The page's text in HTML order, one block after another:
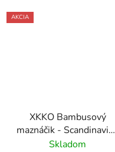
AKCIA
XKKO Bambusový
maznáčik - Scandinavian
Baby Blue Chevron
Skladom